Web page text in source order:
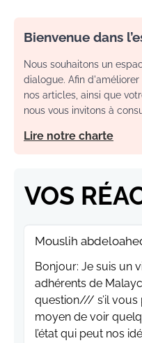
Bienvenue dans
Nous souhaitons un
dialogue. Afin
nos articles, ainsi que
nous vous invitons à
Lire notre charte
VOS
Mouslih
Bonjour: Je suis un
adhérents de
question/// s’il vous
moyen de voir
l’état qui peut nos